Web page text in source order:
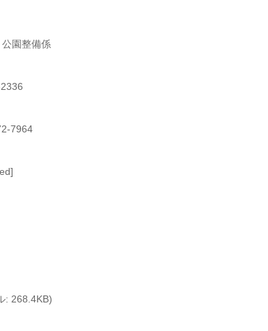
園整備係
7964
: 268.4KB)